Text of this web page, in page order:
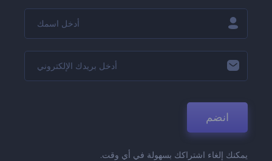
انضم
يمكنك إلغاء اشتراكك بسهولة في أي وقت.